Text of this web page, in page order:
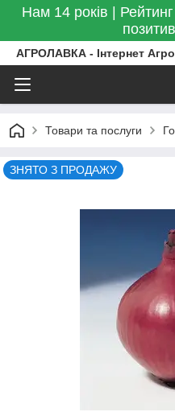
Нам 14 років |
АГРОЛАВКА - Інтернет
Товари та послуги
ЗНЯТО З ПРОДАЖУ